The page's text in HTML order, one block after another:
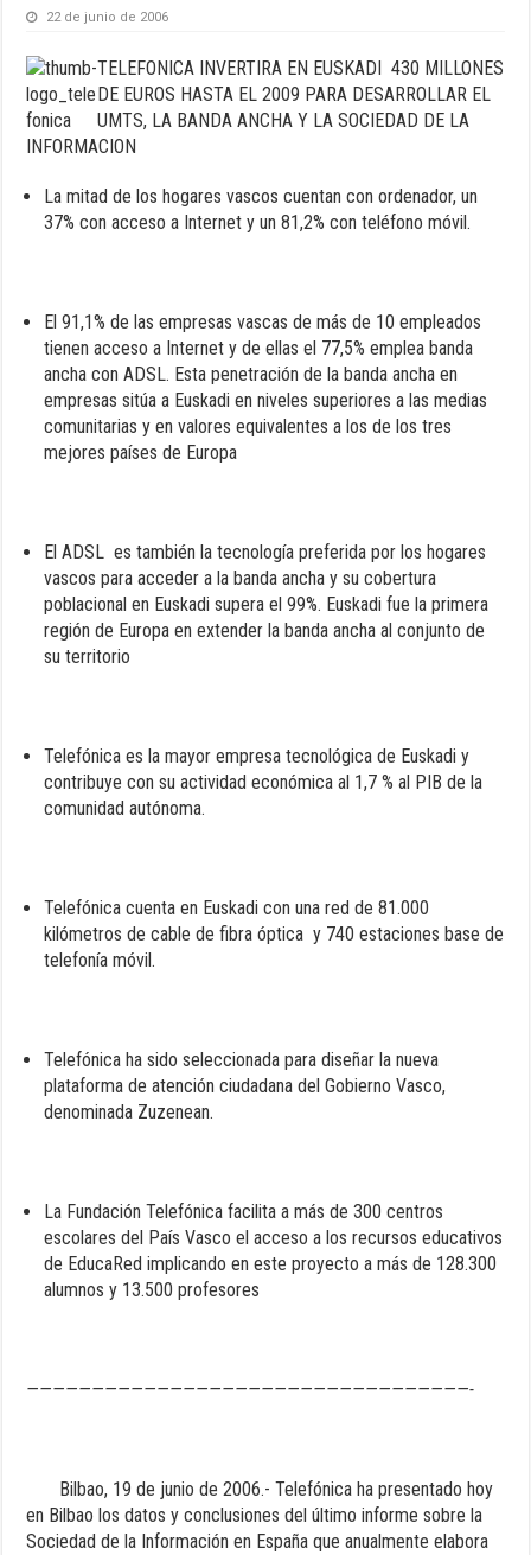
22 de junio de 2006
TELEFONICA INVERTIRA EN EUSKADI 430 MILLONES
DE EUROS HASTA EL 2009 PARA DESARROLLAR EL
UMTS, LA BANDA ANCHA Y LA SOCIEDAD DE LA
INFORMACION
La mitad de los hogares vascos cuentan con ordenador, un
37% con acceso a Internet y un 81,2% con teléfono móvil.
El 91,1% de las empresas vascas de más de 10 empleados
tienen acceso a Internet y de ellas el 77,5% emplea banda
ancha con ADSL. Esta penetración de la banda ancha en
empresas sitúa a Euskadi en niveles superiores a las medias
comunitarias y en valores equivalentes a los de los tres
mejores países de Europa
El ADSL es también la tecnología preferida por los hogares
vascos para acceder a la banda ancha y su cobertura
poblacional en Euskadi supera el 99%. Euskadi fue la primera
región de Europa en extender la banda ancha al conjunto de
su territorio
Telefónica es la mayor empresa tecnológica de Euskadi y
contribuye con su actividad económica al 1,7 % al PIB de la
comunidad autónoma.
Telefónica cuenta en Euskadi con una red de 81.000
kilómetros de cable de fibra óptica y 740 estaciones base de
telefonía móvil.
Telefónica ha sido seleccionada para diseñar la nueva
plataforma de atención ciudadana del Gobierno Vasco,
denominada Zuzenean.
La Fundación Telefónica facilita a más de 300 centros
escolares del País Vasco el acceso a los recursos educativos
de EducaRed implicando en este proyecto a más de 128.300
alumnos y 13.500 profesores
——————————————————————————————————-
Bilbao, 19 de junio de 2006.- Telefónica ha presentado hoy
en Bilbao los datos y conclusiones del último informe sobre la
Sociedad de la Información en España que anualmente elabora